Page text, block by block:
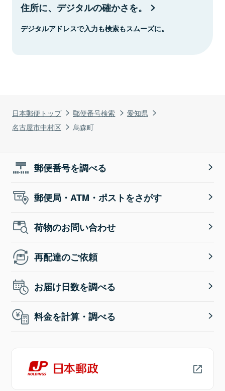
日本郵便トップ 郵便番号検索
愛知県
名古屋市中村区
烏森町
住所に、デジタルの確かさを。
デジタルアドレスで入力も検索もスムーズに。
郵便番号を調べる
郵便局・ATM・ポストをさがす
荷物のお問い合わせ
再配達のご依頼
お届け日数を調べる
料金を計算・調べる